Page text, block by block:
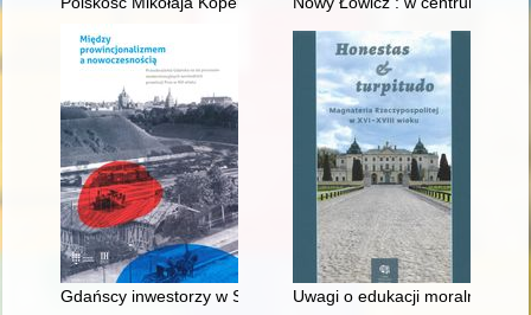
Gdańscy inwestorzy w Sopocie : prestiż finansowy i
Uwagi o edukacji moralnej